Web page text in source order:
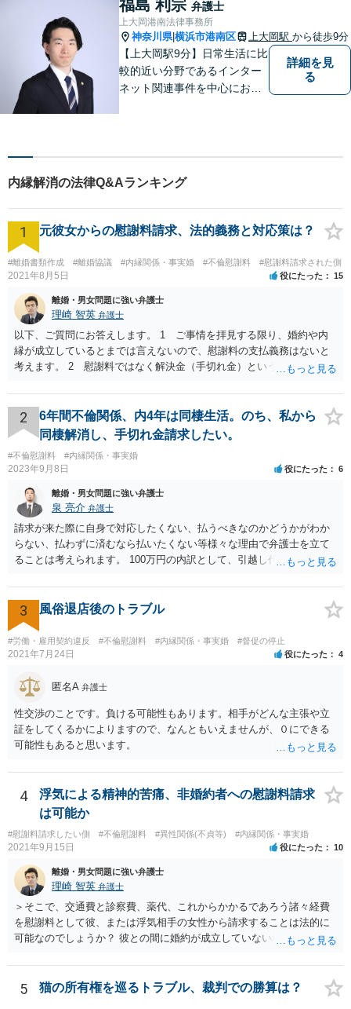
力になれればと考えておりま
す。
福島 利宗 弁護士
上大岡港南法律事務所
神奈川県|横浜市港南区 上大岡駅 から徒歩9分
【上大岡駅9分】日常生活に比
較的近い分野であるインター
ネット関連事件を中心にお取
ルにて掲載情報のURL等をお
送りください。見込み、費用
等をご案内させていただきま
す。
詳細を見
る
内縁解消の法律Q&Aランキング
1 元彼女からの慰謝料請求、法的義務と対応策は？
#離婚書類作成 #離婚協議 #内縁関係・事実婚 #不倫慰謝料 #慰謝料請求された側
2021年8月5日 役にたった 15
離婚・男女問題に強い弁護士
理崎 智英 弁護士
以下、ご質問にお答えします。 1 ご事情を拝見する限り、婚約や内
縁が成立しているとまでは言えないので、慰謝料の支払義務はないと
考えます。 2 慰謝料ではなく解決金（手切れ金）という名目で数十
うに合意書を取り交わす必要はあると思います。 4 合意書を取り交
わし、その中で精算条項（一切の債権債務のないことを確認する）を
設ければ、大丈夫です。
2
6年間不倫関係、内4年は同棲生活。のち、私から
同棲解消し、手切れ金請求したい。
#不倫慰謝料 #内縁関係・事実婚
2023年9月8日 役にたった 6
離婚・男女問題に強い弁護士
泉 亮介 弁護士
請求が来た際に自身で対応したくない、払うべきなのかどうかがわか
らない、払わずに済むなら払いたくない等様々な理由で弁護士を立て
ることは考えられます。 100万円の内訳として、引越し代等でどの程
によっても追加での請求については変わってくるかと思われます。 ま
た、請求する金額によっては、相手方の判断として、それで全て終わ
るのであれば払っておしまいにする、という考え方もあり得ます。
3 風俗退店後のトラブル
#労働・雇用契約違反 #不倫慰謝料 #内縁関係・事実婚 #督促の停止
2021年7月24日 役にたった 4
匿名A 弁護士
性交渉のことです。負ける可能性もあります。相手がどんな主張や立
証をしてくるかによりますので、なんともいえませんが、０にできる
可能性もあると思います。
4
浮気による精神的苦痛、非婚約者への慰謝料請求
は可能か
#慰謝料請求したい側 #不倫慰謝料 #異性関係(不貞等) #内縁関係・事実婚
2021年9月15日 役にたった 10
離婚・男女問題に強い弁護士
理崎 智英 弁護士
＞そこで、交通費と診察費、薬代、これからかかるであろう諸々経費
を慰謝料として彼、または浮気相手の女性から請求することは法的に
可能なのでしょうか？ 彼との間に婚約が成立していない場合には，彼
5 猫の所有権を巡るトラブル、裁判での勝算は？